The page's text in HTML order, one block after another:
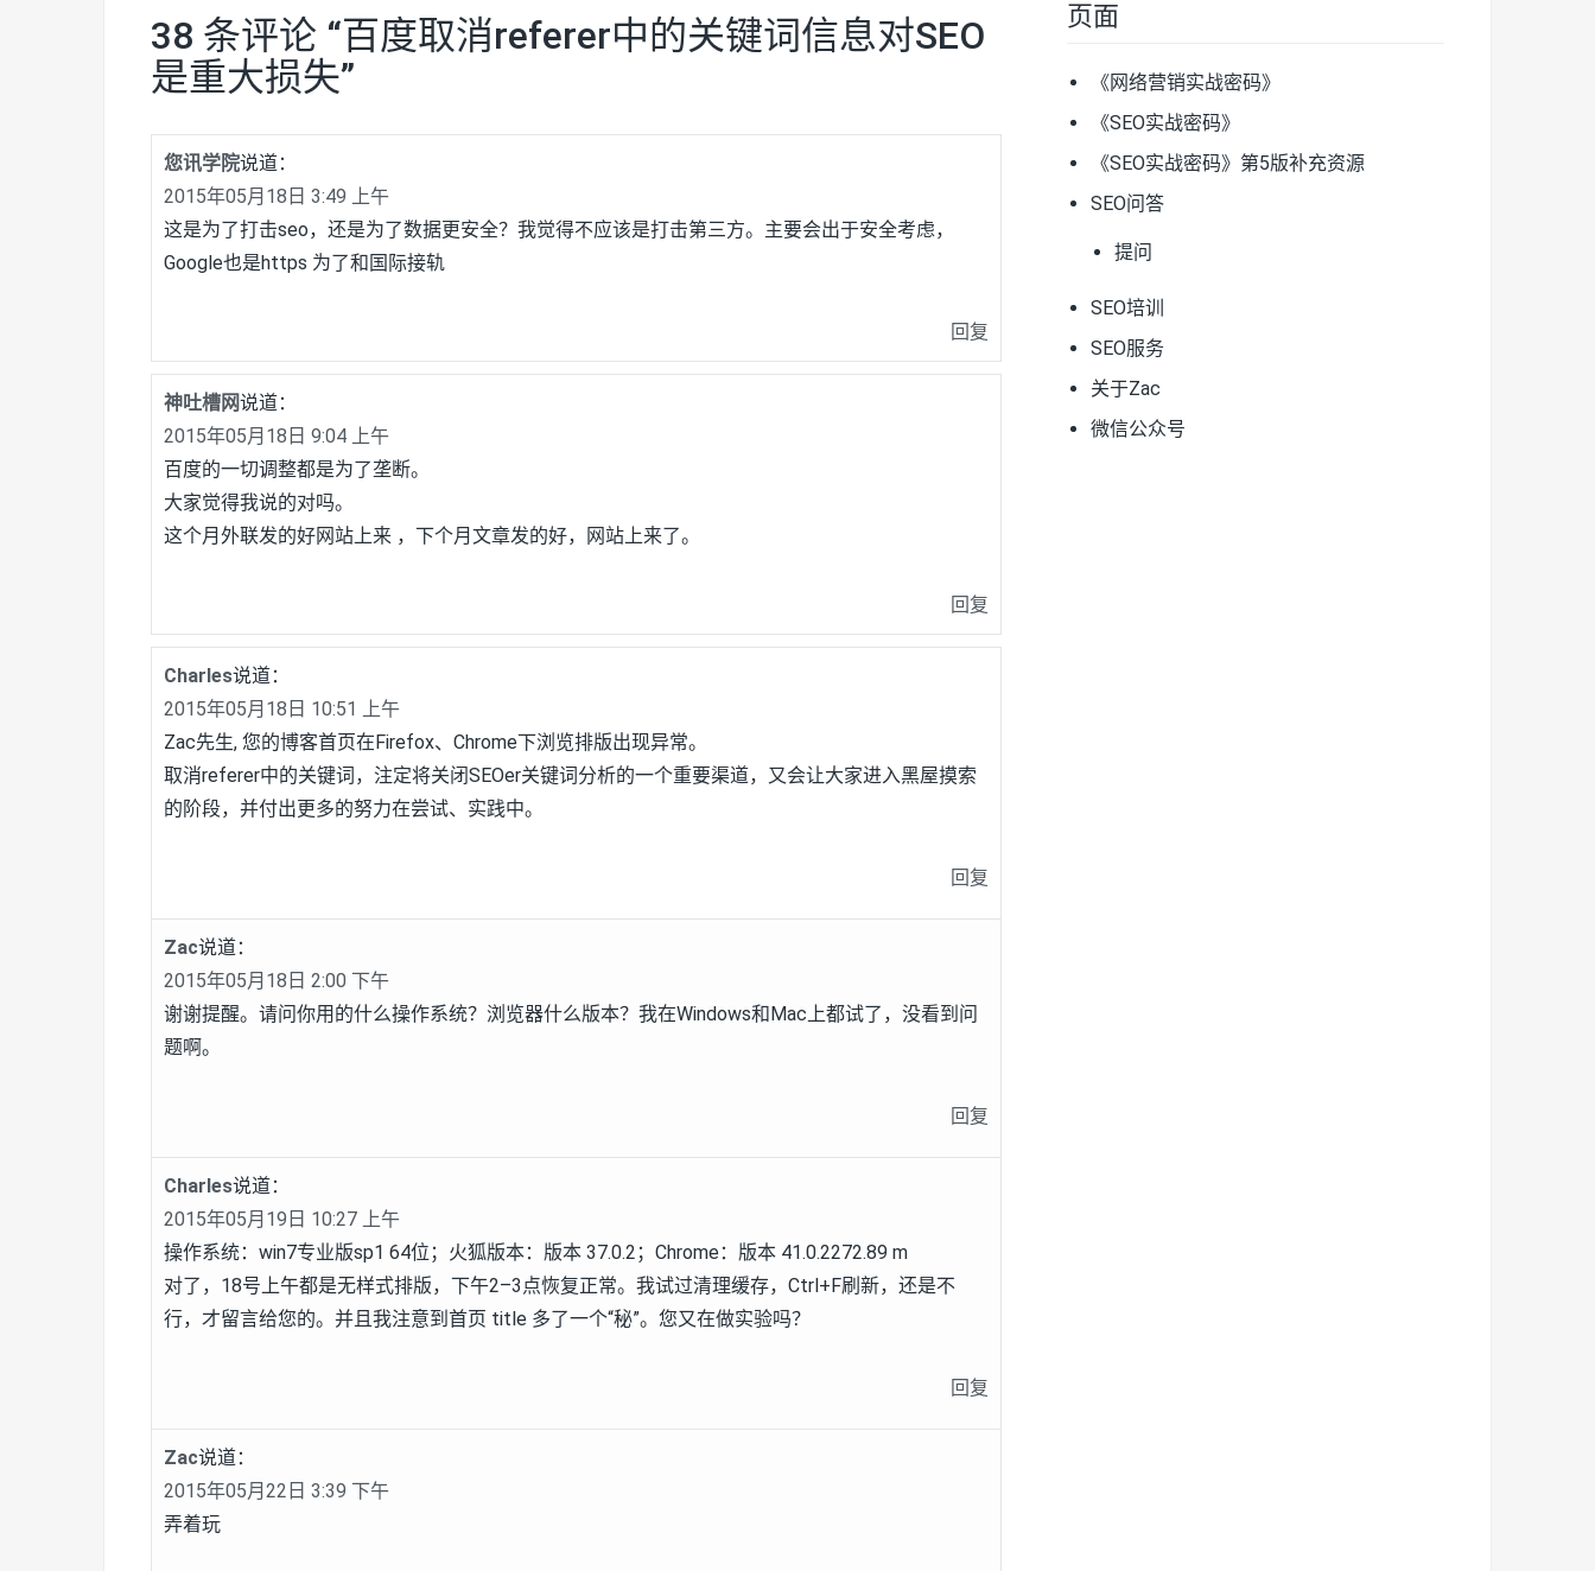
38 条评论 “百度取消referer中的关键词信息对SEO
是重大损失”
您讯学院说道：
2015年05月18日 3:49 上午
这是为了打击seo，还是为了数据更安全？我觉得不应该是打击第三方。主要会出于安全考虑，
Google也是https 为了和国际接轨
回复
神吐槽网说道：
2015年05月18日 9:04 上午
百度的一切调整都是为了垄断。
大家觉得我说的对吗。
这个月外联发的好网站上来 ，下个月文章发的好，网站上来了。
回复
Charles说道：
2015年05月18日 10:51 上午
Zac先生, 您的博客首页在Firefox、Chrome下浏览排版出现异常。
取消referer中的关键词，注定将关闭SEOer关键词分析的一个重要渠道，又会让大家进入黑屋摸索
的阶段，并付出更多的努力在尝试、实践中。
回复
Zac说道：
2015年05月18日 2:00 下午
谢谢提醒。请问你用的什么操作系统？浏览器什么版本？我在Windows和Mac上都试了，没看到问
题啊。
回复
Charles说道：
2015年05月19日 10:27 上午
操作系统：win7专业版sp1 64位；火狐版本：版本 37.0.2；Chrome：版本 41.0.2272.89 m
对了，18号上午都是无样式排版，下午2–3点恢复正常。我试过清理缓存，Ctrl+F刷新，还是不
行，才留言给您的。并且我注意到首页 title 多了一个“秘”。您又在做实验吗？
回复
Zac说道：
2015年05月22日 3:39 下午
弄着玩
页面
《网络营销实战密码》
《SEO实战密码》
《SEO实战密码》第5版补充资源
SEO问答
提问
SEO培训
SEO服务
关于Zac
微信公众号